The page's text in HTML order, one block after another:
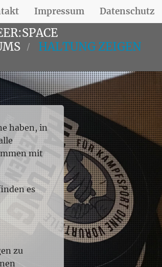
HALTUNG ZEIGEN
Impressum Datenschutz
haben, in
mit
es
zu